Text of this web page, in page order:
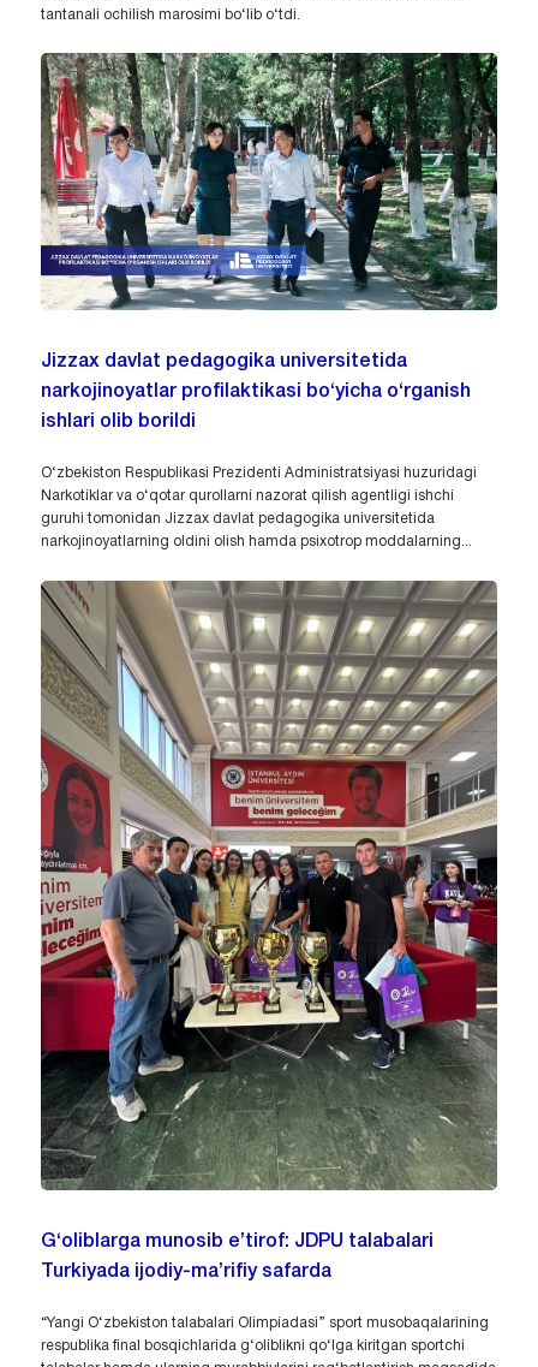
tantanali ochilish marosimi bo‘lib o‘tdi.
Jizzax davlat pedagogika universitetida
narkojinoyatlar profilaktikasi bo‘yicha o‘rganish
ishlari olib borildi
O‘zbekiston Respublikasi Prezidenti Administratsiyasi huzuridagi
Narkotiklar va o‘qotar qurollarni nazorat qilish agentligi ishchi
guruhi tomonidan Jizzax davlat pedagogika universitetida
narkojinoyatlarning oldini olish hamda psixotrop moddalarning...
G‘oliblarga munosib e’tirof: JDPU talabalari
Turkiyada ijodiy-ma’rifiy safarda
“Yangi O‘zbekiston talabalari Olimpiadasi” sport musobaqalarining
respublika final bosqichlarida g‘oliblikni qo‘lga kiritgan sportchi